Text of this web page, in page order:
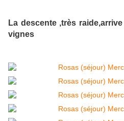
La descente ,très
vignes